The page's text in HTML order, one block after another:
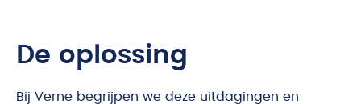
De oplossing
Bij Verne begrijpen we deze uitdagingen en